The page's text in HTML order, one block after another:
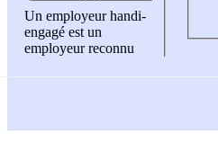
Un employeur handi-
engagé est un
employeur reconnu